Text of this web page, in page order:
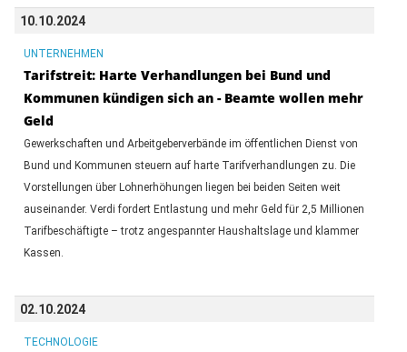
10.10.2024
UNTERNEHMEN
Tarifstreit: Harte Verhandlungen bei Bund und
Kommunen kündigen sich an - Beamte wollen mehr
Geld
Gewerkschaften und Arbeitgeberverbände im öffentlichen Dienst von
Bund und Kommunen steuern auf harte Tarifverhandlungen zu. Die
Vorstellungen über Lohnerhöhungen liegen bei beiden Seiten weit
auseinander. Verdi fordert Entlastung und mehr Geld für 2,5 Millionen
Tarifbeschäftigte – trotz angespannter Haushaltslage und klammer
Kassen.
02.10.2024
TECHNOLOGIE